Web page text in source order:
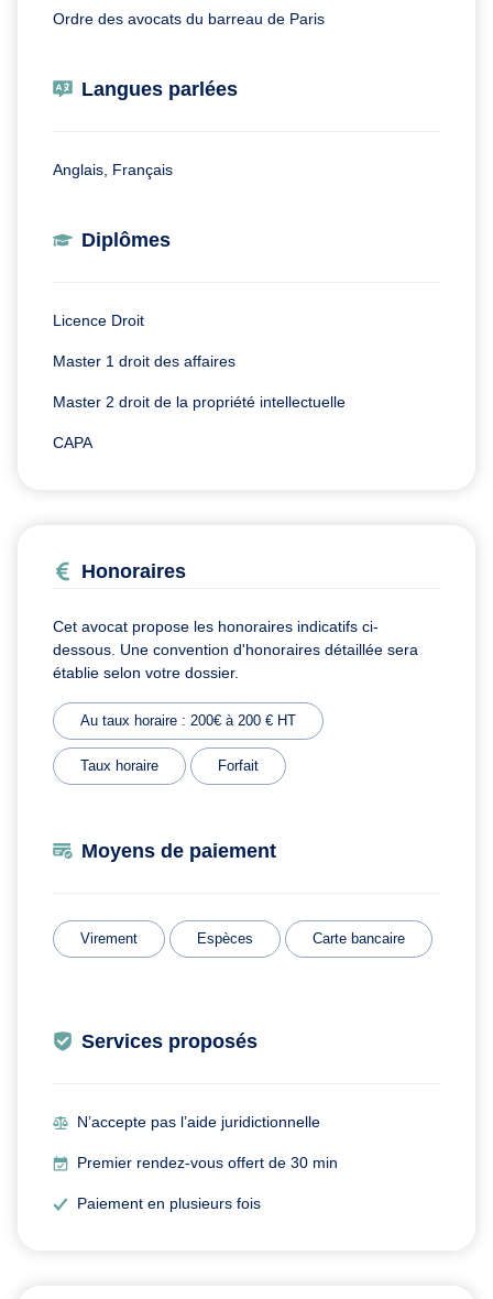
Ordre des avocats du barreau de Paris
Langues parlées
Anglais, Français
Diplômes
Licence Droit
Master 1 droit des affaires
Master 2 droit de la propriété intellectuelle
CAPA
Honoraires
Cet avocat propose les honoraires indicatifs ci-
dessous. Une convention d'honoraires détaillée sera
établie selon votre dossier.
Au taux horaire : 200€ à 200 € HT
Taux horaire Forfait
Moyens de paiement
Virement Espèces Carte bancaire
Services proposés
N’accepte pas l’aide juridictionnelle
Premier rendez-vous offert de 30 min
Paiement en plusieurs fois